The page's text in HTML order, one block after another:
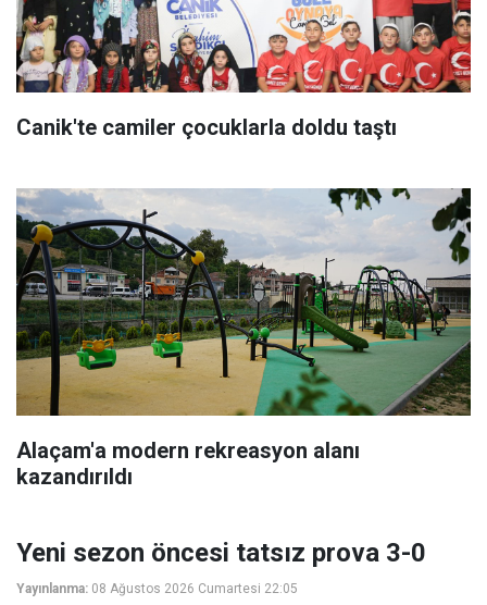
Canik'te camiler çocuklarla doldu taştı
Alaçam'a modern rekreasyon alanı
kazandırıldı
Yeni sezon öncesi tatsız prova 3-0
Yayınlanma: 08 Ağustos 2026 Cumartesi 22:05